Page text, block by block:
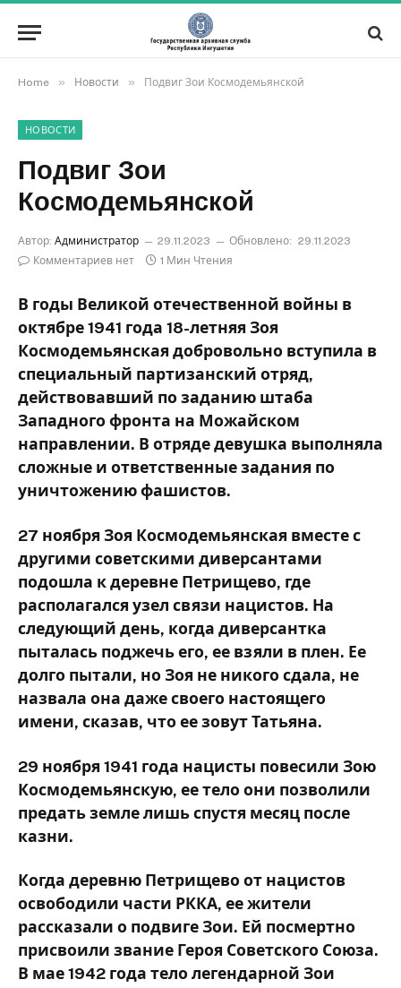
Home » Новости » Подвиг Зои Космодемьянской
НОВОСТИ
Подвиг Зои
Космодемьянской
Автор: Администратор 29.11.2023 Обновлено: 29.11.2023
Комментариев нет
1 Мин Чтения
В годы Великой отечественной войны в
октябре 1941 года 18-летняя Зоя
Космодемьянская добровольно вступила в
специальный партизанский отряд,
действовавший по заданию штаба
Западного фронта на Можайском
направлении. В отряде девушка выполняла
сложные и ответственные задания по
уничтожению фашистов.
27 ноября Зоя Космодемьянская вместе с
другими советскими диверсантами
подошла к деревне Петрищево, где
располагался узел связи нацистов. На
следующий день, когда диверсантка
пыталась поджечь его, ее взяли в плен. Ее
долго пытали, но Зоя не никого сдала, не
назвала она даже своего настоящего
имени, сказав, что ее зовут Татьяна.
29 ноября 1941 года нацисты повесили Зою
Космодемьянскую, ее тело они позволили
предать земле лишь спустя месяц после
казни.
Когда деревню Петрищево от нацистов
освободили части РККА, ее жители
рассказали о подвиге Зои. Ей посмертно
присвоили звание Героя Советского Союза.
В мае 1942 года тело легендарной Зои